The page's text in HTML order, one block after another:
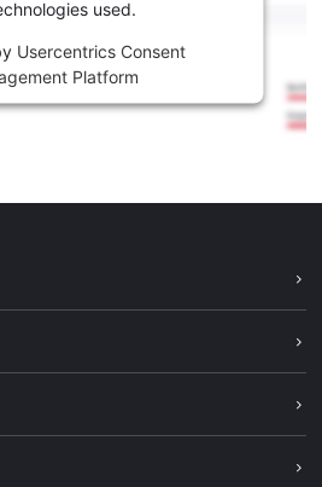
used.
Usercentrics Consent
Platform